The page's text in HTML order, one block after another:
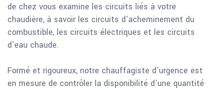
de chez vous examine les circuits liés à votre
chaudière, à savoir les circuits d’acheminement du
combustible, les circuits électriques et les circuits
d’eau chaude.
Formé et rigoureux, notre chauffagiste d’urgence est
en mesure de contrôler la disponibilité d’une quantité